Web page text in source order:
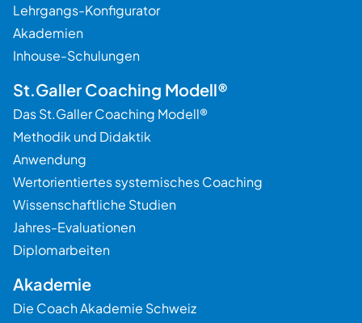
Lehrgangs-Konfigurator
Akademien
Inhouse-Schulungen
St.Galler Coaching Modell®
Das St.Galler Coaching Modell®
Methodik und Didaktik
Anwendung
Wertorientiertes systemisches Coaching
Wissenschaftliche Studien
Jahres-Evaluationen
Diplomarbeiten
Akademie
Die Coach Akademie Schweiz